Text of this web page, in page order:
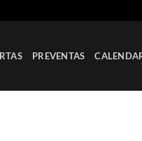
PREVENTAS